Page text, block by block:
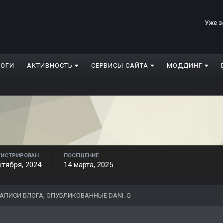
Уже
АКТИВНОСТЬ СЕРВИСЫ САЙТА МОДДИНГ
2024
ПОСЕЩЕНИЕ
14 марта, 2025
БЛОГА, ОПУБЛИКОВАННЫЕ DANI_Q